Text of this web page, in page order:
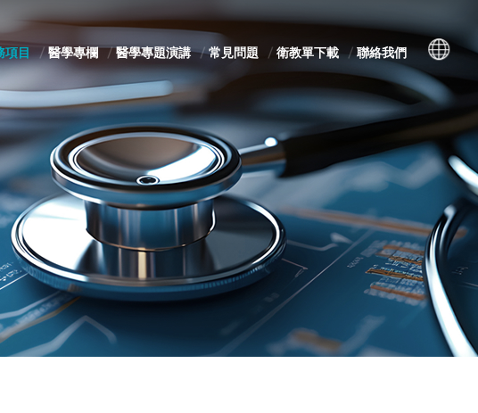
項目 醫學專欄 醫學專題演講 常見問題 衛教單下載 聯絡我們